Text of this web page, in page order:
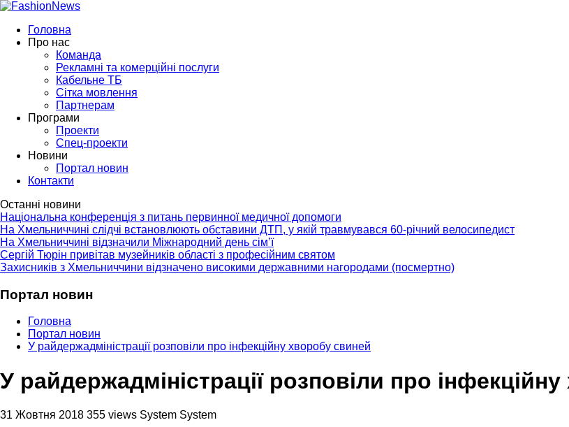
Головна
Про нас
Команда
Рекламні та комерційні послуги
Кабельне ТБ
Сітка мовлення
Партнерам
Програми
Проекти
Спец-проекти
Новини
Портал новин
Контакти
Останні новини
Національна конференція з питань первинної медичної допомоги
На Хмельниччині слідчі встановлюють обставини ДТП, у якій травмувався 60-річний велосипедист
На Хмельниччині відзначили Міжнародний день сім’ї
Сергій Тюрін привітав музейників області з професійним святом
Захисників з Хмельниччини відзначено високими державними нагородами (посмертно)
Портал новин
Головна
Портал новин
У райдержадміністрації розповіли про інфекційну хворобу свиней
У райдержадміністрації розповіли про
31 Жовтня 2018 355 views System System